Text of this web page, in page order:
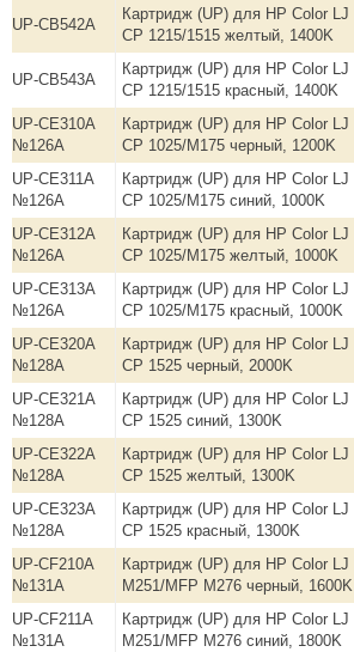
UP-CB542A
Картридж (UP) для HP Color LJ
CP 1215/1515 желтый, 1400K
UP-CB543A
Картридж (UP) для HP Color LJ
CP 1215/1515 красный, 1400K
UP-CE310A
№126A
Картридж (UP) для HP Color LJ
CP 1025/M175 черный, 1200K
UP-CE311A
№126A
Картридж (UP) для HP Color LJ
CP 1025/M175 синий, 1000K
UP-CE312A
№126A
Картридж (UP) для HP Color LJ
CP 1025/M175 желтый, 1000K
UP-CE313A
№126A
Картридж (UP) для HP Color LJ
CP 1025/M175 красный, 1000K
UP-CE320A
№128A
Картридж (UP) для HP Color LJ
CP 1525 черный, 2000K
UP-CE321A
№128A
Картридж (UP) для HP Color LJ
CP 1525 синий, 1300K
UP-CE322A
№128A
Картридж (UP) для HP Color LJ
CP 1525 желтый, 1300K
UP-CE323A
№128A
Картридж (UP) для HP Color LJ
CP 1525 красный, 1300K
UP-CF210A
№131A
Картридж (UP) для HP Color LJ
M251/MFP M276 черный, 1600K
UP-CF211A
№131A
Картридж (UP) для HP Color LJ
M251/MFP M276 синий, 1800K